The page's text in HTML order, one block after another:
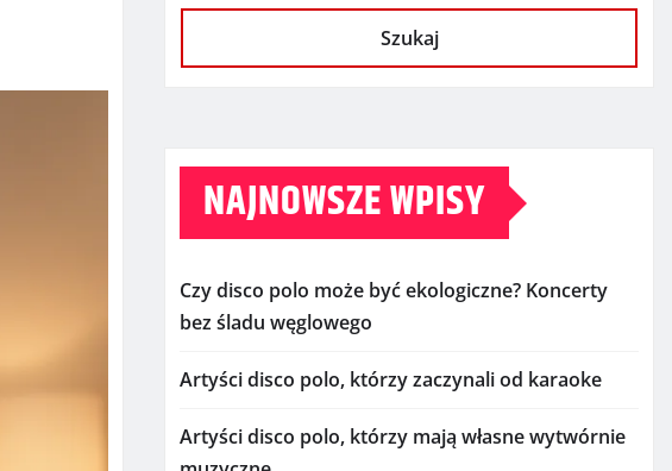
Szukaj
NAJNOWSZE WPISY
Czy disco polo może być ekologiczne? Koncerty
bez śladu węglowego
Artyści disco polo, którzy zaczynali od karaoke
Artyści disco polo, którzy mają własne wytwórnie